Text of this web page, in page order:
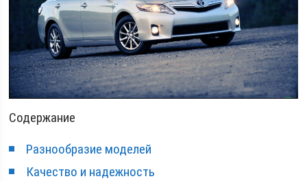
Содержание
Разнообразие моделей
Качество и надежность